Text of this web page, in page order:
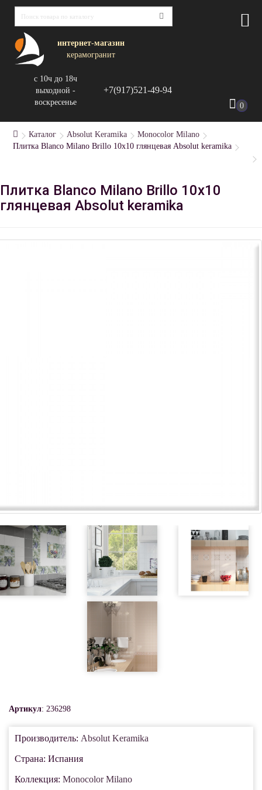
интернет-магазин
керамогранит
с 10ч до 18ч
выходной -
воскресенье
+7(917)521-49-94
0
Каталог Absolut Keramika
Monocolor Milano
Плитка Blanco Milano Brillo 10x10 глянцевая Absolut keramika
Плитка Blanco Milano Brillo 10x10
глянцевая Absolut keramika
Артикул: 236298
Производитель: Absolut Keramika
Страна: Испания
Коллекция: Monocolor Milano